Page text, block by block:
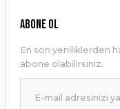
Ürün resmi kalitesiz,
Ürün bilgilerinde
Ürün fiyatı diğer
Bu ürüne benzer
ABONE OL
En son yeniliklerden
abone olabilirsiniz.